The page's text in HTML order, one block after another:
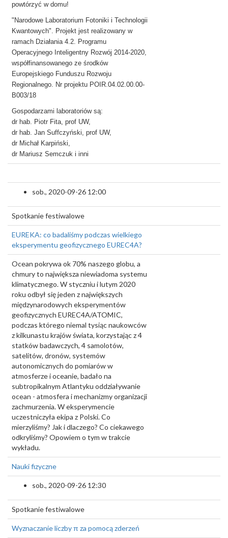
powtórzyć w domu!
"Narodowe Laboratorium Fotoniki i Technologii
Kwantowych". Projekt jest realizowany w
ramach Działania 4.2. Programu
Operacyjnego Inteligentny Rozwój 2014-2020,
współfinansowanego ze środków
Europejskiego Funduszu Rozwoju
Regionalnego. Nr projektu POIR.04.02.00.00-
B003/18
Gospodarzami laboratoriów są:
dr hab. Piotr Fita, prof UW,
dr hab. Jan Suffczyński, prof UW,
dr Michał Karpiński,
dr Mariusz Semczuk i inni
sob., 2020-09-26 12:00
Spotkanie festiwalowe
EUREKA: co badaliśmy podczas wielkiego
eksperymentu geofizycznego EUREC4A?
Ocean pokrywa ok 70% naszego globu, a
chmury to największa niewiadoma systemu
klimatycznego. W styczniu i lutym 2020
roku odbył się jeden z największych
międzynarodowych eksperymentów
geofizycznych EUREC4A/ATOMIC,
podczas którego niemal tysiąc naukowców
z kilkunastu krajów świata, korzystając z 4
statków badawczych, 4 samolotów,
satelitów, dronów, systemów
autonomicznych do pomiarów w
atmosferze i oceanie, badało na
subtropikalnym Atlantyku oddziaływanie
ocean - atmosfera i mechanizmy organizacji
zachmurzenia. W eksperymencie
uczestniczyła ekipa z Polski. Co
mierzyliśmy? Jak i dlaczego? Co ciekawego
odkryliśmy? Opowiem o tym w trakcie
wykładu.
Nauki fizyczne
sob., 2020-09-26 12:30
Spotkanie festiwalowe
Wyznaczanie liczby π za pomocą zderzeń